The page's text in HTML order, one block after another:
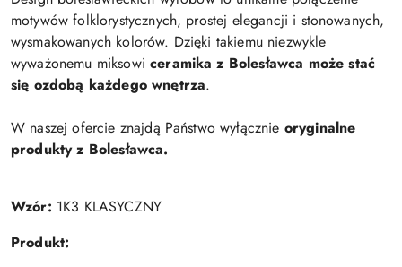
motywów folklorystycznych, prostej elegancji i stonowanych,
wysmakowanych kolorów. Dzięki takiemu niezwykle
wyważonemu miksowiceramika z Bolesławca może stać
się ozdobą każdego wnętrza.
W naszej ofercie znajdą Państwo wyłącznie oryginalne
produkty z Bolesławca.
Wzór: 1K3 KLASYCZNY
Produkt: